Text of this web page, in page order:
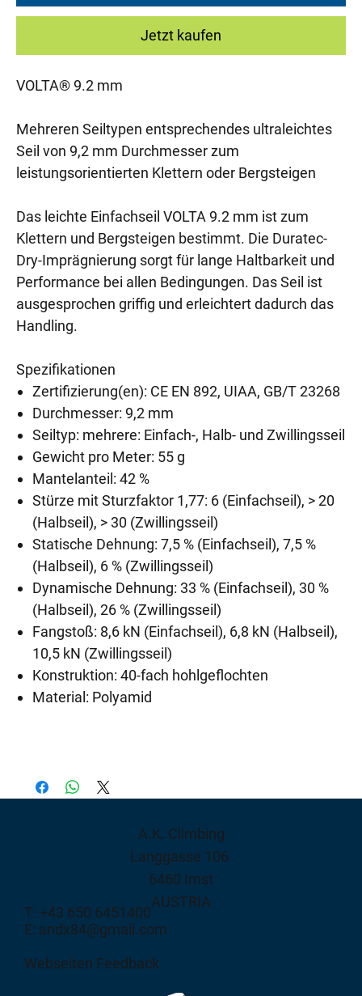
Jetzt kaufen
VOLTA® 9.2 mm
Mehreren Seiltypen entsprechendes ultraleichtes
Seil von 9,2 mm Durchmesser zum
leistungsorientierten Klettern oder Bergsteigen
Das leichte Einfachseil VOLTA 9.2 mm ist zum
Klettern und Bergsteigen bestimmt. Die Duratec-
Dry-Imprägnierung sorgt für lange Haltbarkeit und
Performance bei allen Bedingungen. Das Seil ist
ausgesprochen griffig und erleichtert dadurch das
Handling.
Spezifikationen
Zertifizierung(en): CE EN 892, UIAA, GB/T 23268
Durchmesser: 9,2 mm
Seiltyp: mehrere: Einfach-, Halb- und Zwillingsseil
Gewicht pro Meter: 55 g
Mantelanteil: 42 %
Stürze mit Sturzfaktor 1,77: 6 (Einfachseil), > 20
(Halbseil), > 30 (Zwillingsseil)
Statische Dehnung: 7,5 % (Einfachseil), 7,5 %
(Halbseil), 6 % (Zwillingsseil)
Dynamische Dehnung: 33 % (Einfachseil), 30 %
(Halbseil), 26 % (Zwillingsseil)
Fangstoß: 8,6 kN (Einfachseil), 6,8 kN (Halbseil),
10,5 kN (Zwillingsseil)
Konstruktion: 40-fach hohlgeflochten
Material: Polyamid
A.K. Climbing
Langgasse 106
6460 Imst
AUSTRIA
T: +43 650 6451400
E: andx84@gmail.com
Webseiten Feedback